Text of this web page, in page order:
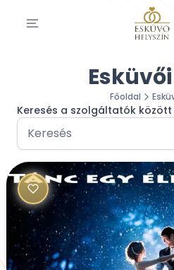
Főoldal
Keresés a szolgáltatók között